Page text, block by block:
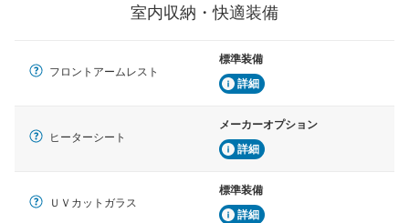
室内収納・快適装備
フロントアームレスト
標準装備
詳細
ヒーターシート
メーカーオプション
詳細
ＵＶカットガラス
標準装備
詳細